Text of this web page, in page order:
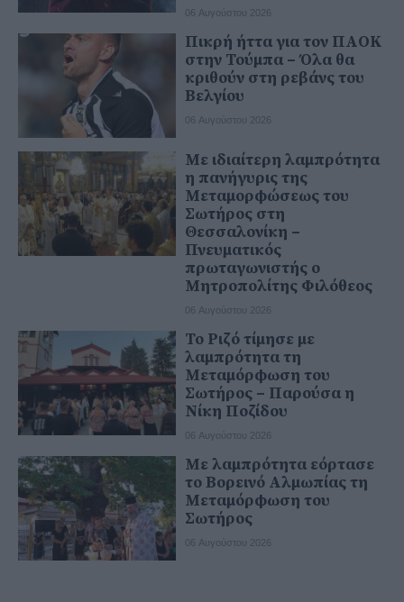
06 Αυγούστου 2026
Πικρή ήττα για τον ΠΑΟΚ
στην Τούμπα – Όλα θα
κριθούν στη ρεβάνς του
Βελγίου
06 Αυγούστου 2026
Με ιδιαίτερη λαμπρότητα
η πανήγυρις της
Μεταμορφώσεως του
Σωτήρος στη
Θεσσαλονίκη –
Πνευματικός
πρωταγωνιστής ο
Μητροπολίτης Φιλόθεος
06 Αυγούστου 2026
Το Ριζό τίμησε με
λαμπρότητα τη
Μεταμόρφωση του
Σωτήρος – Παρούσα η
Νίκη Ποζίδου
06 Αυγούστου 2026
Με λαμπρότητα εόρτασε
το Βορεινό Αλμωπίας τη
Μεταμόρφωση του
Σωτήρος
06 Αυγούστου 2026